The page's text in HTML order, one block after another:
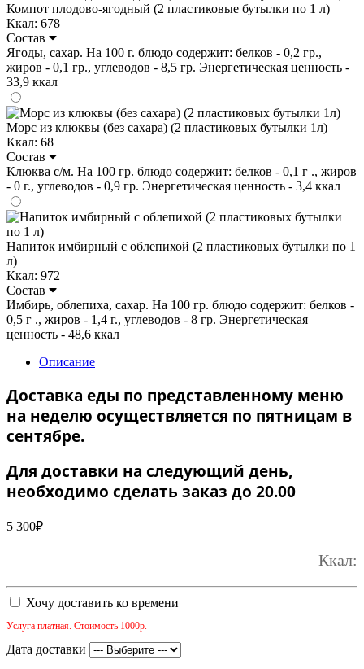
Компот плодово-ягодный (2 пластиковые бутылки по 1 л)
Ккал: 678
Состав
Ягоды, сахар. На 100 г. блюдо содержит: белков - 0,2 гр.,
жиров - 0,1 гр., углеводов - 8,5 гр. Энергетическая ценность -
33,9 ккал
Морс из клюквы (без сахара) (2 пластиковых бутылки 1л)
Ккал: 68
Состав
Клюква с/м. На 100 гр. блюдо содержит: белков - 0,1 г ., жиров
- 0 г., углеводов - 0,9 гр. Энергетическая ценность - 3,4 ккал
Напиток имбирный с облепихой (2 пластиковых бутылки по 1
л)
Ккал: 972
Состав
Имбирь, облепиха, сахар. На 100 гр. блюдо содержит: белков -
0,5 г ., жиров - 1,4 г., углеводов - 8 гр. Энергетическая
ценность - 48,6 ккал
Описание
Доставка еды по представленному меню
на неделю осуществляется по пятницам в
сентябре.
Для доставки на следующий день,
необходимо сделать заказ до 20.00
5 300₽
Ккал:
Хочу доставить ко времени
Услуга платная. Стоимость 1000р.
Дата доставки